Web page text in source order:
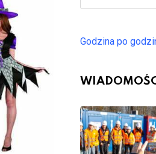
Godzina po